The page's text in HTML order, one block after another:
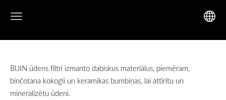
BIJIN ūdens filtri izmanto dabiskus materiālus, piemēram,
binčotana kokogli un keramikas bumbiņas, lai attīrītu un
mineralizētu ūdeni.